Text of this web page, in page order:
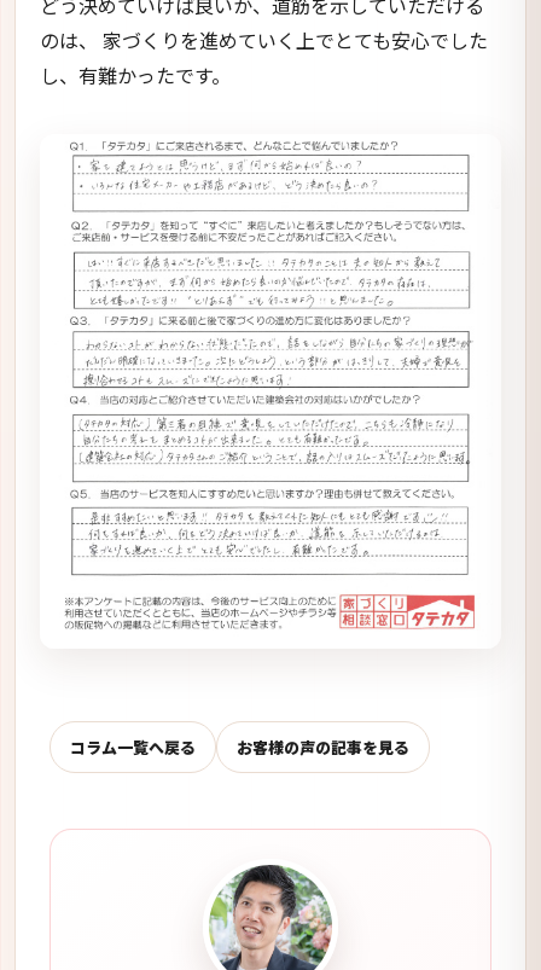
のは、 家づくりを進めていく上でとても安心でした
し、有難かったです。
コラム一覧へ戻る お客様の声の記事を見る